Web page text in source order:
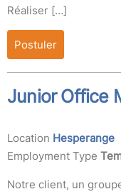
Réaliser […]
Postuler
Junior Office
Location Hesperange
Employment Type
Notre client, un